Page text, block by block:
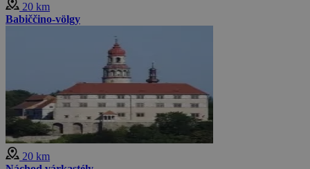
20 km
Babiččino-völgy
20 km